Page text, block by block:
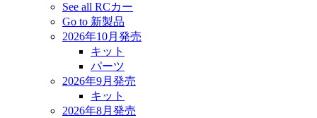
See all RCカー
Go to 新製品
2026年10月発売
キット
パーツ
2026年9月発売
キット
2026年8月発売